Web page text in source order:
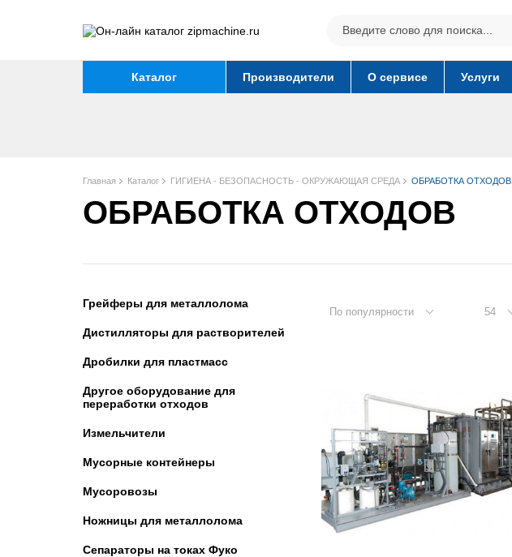
Каталог Производители О сервисе Услуги
Главная Каталог ГИГИЕНА - БЕЗОПАСНОСТЬ - ОКРУЖАЮЩАЯ СРЕДА ОБРАБОТКА ОТХОДОВ
ОБРАБОТКА ОТХОДОВ
Грейферы для металлолома
Дистилляторы для растворителей
Дробилки для пластмасс
Другое оборудование для
переработки отходов
Измельчители
Мусорные контейнеры
Мусоровозы
Ножницы для металлолома
Сепараторы на токах Фуко
По популярности 54